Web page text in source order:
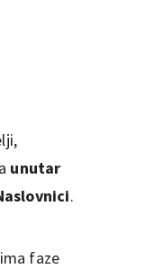
unutar
.
faze